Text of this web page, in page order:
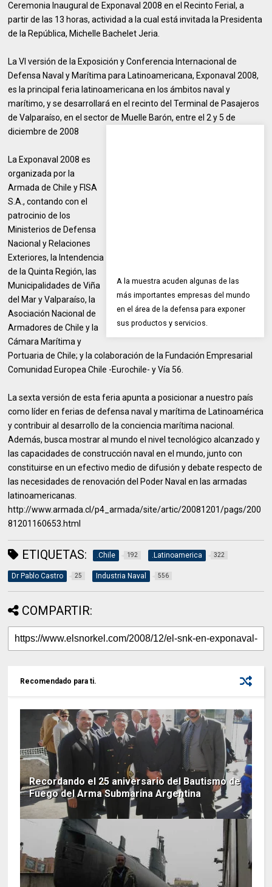
Ceremonia Inaugural de Exponaval 2008 en el Recinto Ferial, a
partir de las 13 horas, actividad a la cual está invitada la Presidenta
de la República, Michelle Bachelet Jeria.
La VI versión de la Exposición y Conferencia Internacional de
Defensa Naval y Marítima para Latinoamericana, Exponaval 2008,
es la principal feria latinoamericana en los ámbitos naval y
marítimo, y se desarrollará en el recinto del Terminal de Pasajeros
de Valparaíso, en el sector de Muelle Barón, entre el 2 y 5 de
diciembre de 2008
A la muestra acuden algunas de las
más importantes empresas del mundo
en el área de la defensa para exponer
sus productos y servicios.
La Exponaval 2008 es
organizada por la
Armada de Chile y FISA
S.A., contando con el
patrocinio de los
Ministerios de Defensa
Nacional y Relaciones
Exteriores, la Intendencia
de la Quinta Región, las
Municipalidades de Viña
del Mar y Valparaíso, la
Asociación Nacional de
Armadores de Chile y la
Cámara Marítima y
Portuaria de Chile; y la colaboración de la Fundación Empresarial
Comunidad Europea Chile -Eurochile- y Vía 56.
La sexta versión de esta feria apunta a posicionar a nuestro país
como líder en ferias de defensa naval y marítima de Latinoamérica
y contribuir al desarrollo de la conciencia marítima nacional.
Además, busca mostrar al mundo el nivel tecnológico alcanzado y
las capacidades de construcción naval en el mundo, junto con
constituirse en un efectivo medio de difusión y debate respecto de
las necesidades de renovación del Poder Naval en las armadas
latinoamericanas.
http://www.armada.cl/p4_armada/site/artic/20081201/pags/200
81201160653.html
ETIQUETAS: .Chile 192 .Latinoamerica 322
Dr Pablo Castro 25 Industria Naval 556
COMPARTIR:
Recomendado para ti.
Recordando el 25 aniversario del Bautismo de
Fuego del Arma Submarina Argentina